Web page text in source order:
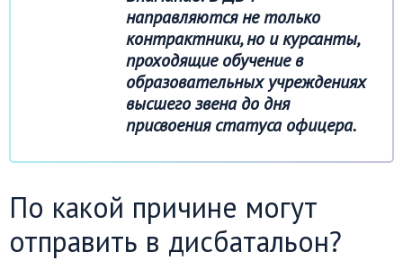
направляются не только
контрактники, но и курсанты,
проходящие обучение в
образовательных учреждениях
высшего звена до дня
присвоения статуса офицера.
По какой причине могут
отправить в дисбатальон?